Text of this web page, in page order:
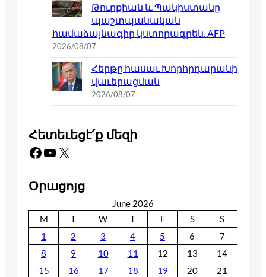
Թուրքիան և Պակիստանը
պաշտպանական
համաձայնագիր կստորագրեն. AFP
2026/08/07
Հերթը հասաւ Խորհրդարանի
վաւերացման
2026/08/07
Հետեւեցէ՛ք մեզի
Facebook YouTube X
Օրացոյց
June 2026
M
T W T F S
S
1
2 3 4 5 6
7
8
9 10 11 12 13
14
15
16 17 18 19 20
21